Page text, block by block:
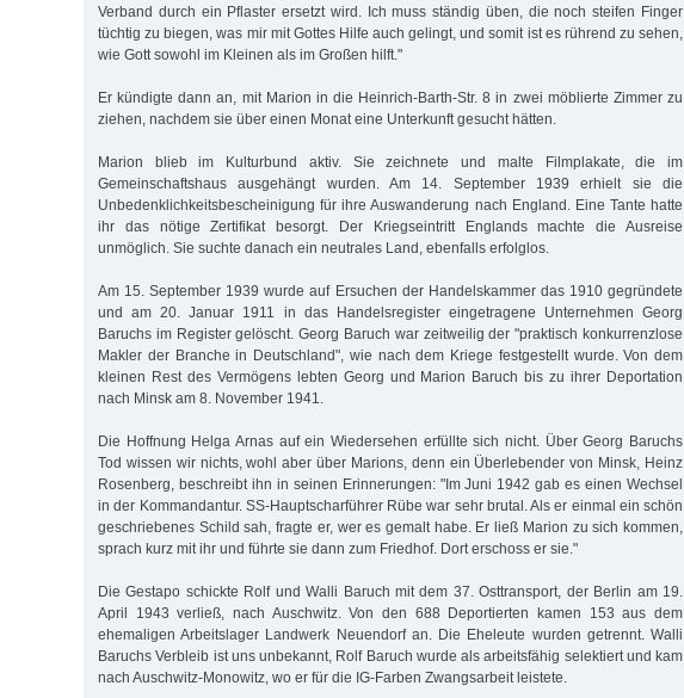
Verband durch ein Pflaster ersetzt wird. Ich muss ständig üben, die noch steifen Finger
tüchtig zu biegen, was mir mit Gottes Hilfe auch gelingt, und somit ist es rührend zu sehen,
wie Gott sowohl im Kleinen als im Großen hilft."
Er kündigte dann an, mit Marion in die Heinrich-Barth-Str. 8 in zwei möblierte Zimmer zu
ziehen, nachdem sie über einen Monat eine Unterkunft gesucht hätten.
Marion blieb im Kulturbund aktiv. Sie zeichnete und malte Filmplakate, die im
Gemeinschaftshaus ausgehängt wurden. Am 14. September 1939 erhielt sie die
Unbedenklichkeitsbescheinigung für ihre Auswanderung nach England. Eine Tante hatte
ihr das nötige Zertifikat besorgt. Der Kriegseintritt Englands machte die Ausreise
unmöglich. Sie suchte danach ein neutrales Land, ebenfalls erfolglos.
Am 15. September 1939 wurde auf Ersuchen der Handelskammer das 1910 gegründete
und am 20. Januar 1911 in das Handelsregister eingetragene Unternehmen Georg
Baruchs im Register gelöscht. Georg Baruch war zeitweilig der "praktisch konkurrenzlose
Makler der Branche in Deutschland", wie nach dem Kriege festgestellt wurde. Von dem
kleinen Rest des Vermögens lebten Georg und Marion Baruch bis zu ihrer Deportation
nach Minsk am 8. November 1941.
Die Hoffnung Helga Arnas auf ein Wiedersehen erfüllte sich nicht. Über Georg Baruchs
Tod wissen wir nichts, wohl aber über Marions, denn ein Überlebender von Minsk, Heinz
Rosenberg, beschreibt ihn in seinen Erinnerungen: "Im Juni 1942 gab es einen Wechsel
in der Kommandantur. SS-Hauptscharführer Rübe war sehr brutal. Als er einmal ein schön
geschriebenes Schild sah, fragte er, wer es gemalt habe. Er ließ Marion zu sich kommen,
sprach kurz mit ihr und führte sie dann zum Friedhof. Dort erschoss er sie."
Die Gestapo schickte Rolf und Walli Baruch mit dem 37. Osttransport, der Berlin am 19.
April 1943 verließ, nach Auschwitz. Von den 688 Deportierten kamen 153 aus dem
ehemaligen Arbeitslager Landwerk Neuendorf an. Die Eheleute wurden getrennt. Walli
Baruchs Verbleib ist uns unbekannt, Rolf Baruch wurde als arbeitsfähig selektiert und kam
nach Auschwitz-Monowitz, wo er für die IG-Farben Zwangsarbeit leistete.